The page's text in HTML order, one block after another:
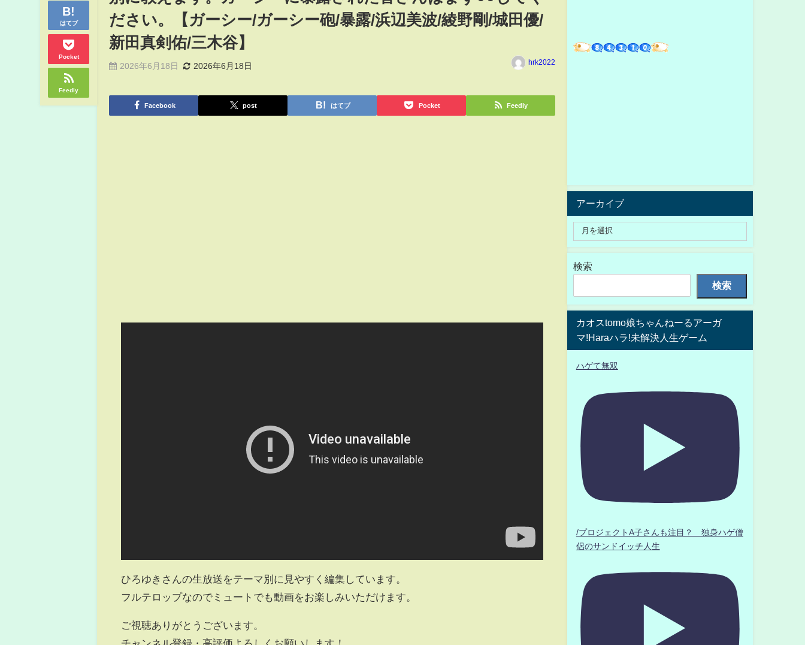
はてブ
Pocket
Feedly
ださい。【ガーシー/ガーシー砲/暴露/浜辺美波/綾野剛/城田優/
新田真剣佑/三木谷】
2026年6月18日 2026年6月18日 hrk2022
Facebook post はてブ Pocket Feedly
ひろゆきさんの生放送をテーマ別に見やすく編集しています。
フルテロップなのでミュートでも動画をお楽しみいただけます。
ご視聴ありがとうございます。
アーカイブ
検索
検索
カオスtomo娘ちゃんねーるアーガ
マ!Haraハラ!未解決人生ゲーム
ハゲて無双
/プロジェクトA子さんも注目？ 独身ハゲ僧
侶のサンドイッチ人生